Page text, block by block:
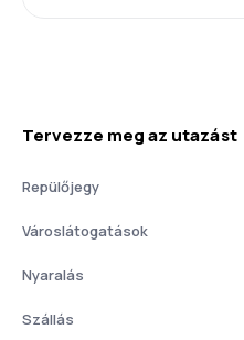
Tervezze meg az utazást
Repülőjegy
Városlátogatások
Nyaralás
Szállás